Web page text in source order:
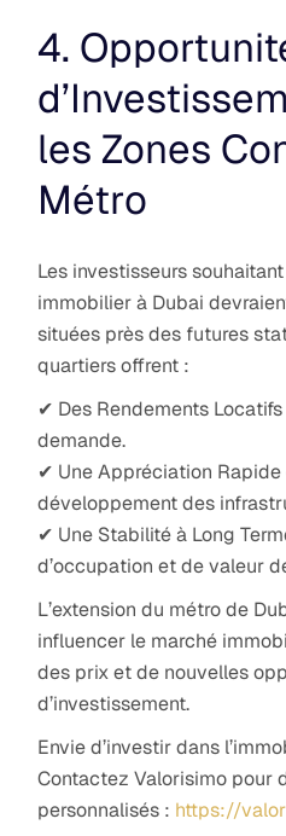
4.
les Zones
Métro
Les investisseurs
immobilier à Dubai
situées près des futures
quartiers offrent :
✔ Des Rendements
demande.
✔ Une Appréciation
développement des
✔ Une Stabilité à Long
d’occupation et de valeur
L’extension du métro de
influencer le marché
des prix et de nouvelles
d’investissement.
Envie d’investir dans
Contactez Valorisimo pour
personnalisés : https://